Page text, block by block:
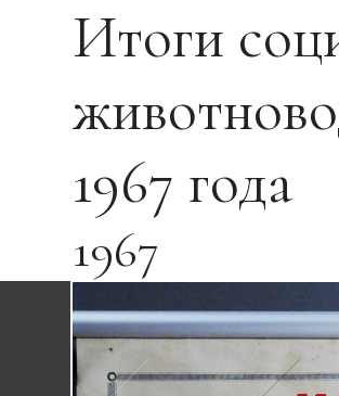
Итоги
1967 года
1967